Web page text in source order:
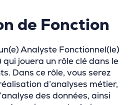
de Fonction
Analyste Fonctionnel(le)
jouera un rôle clé dans le
Dans ce rôle, vous serez
d’analyses métier,
des données, ainsi